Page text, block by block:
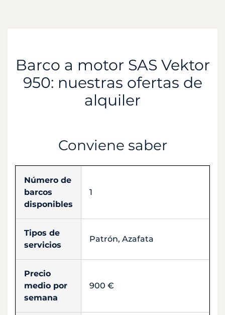
Barco a motor SAS Vektor
950: nuestras ofertas de
alquiler
Conviene saber
Número de
barcos
disponibles
1
Tipos de
servicios
Patrón, Azafata
Precio
medio por
semana
900 €